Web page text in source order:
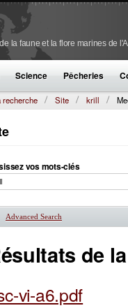
la faune et la flore marines de
Science Pêcheries
recherche Site krill
vos mots-clés
Afficher
Advanced Search
de
vi-a6.pdf